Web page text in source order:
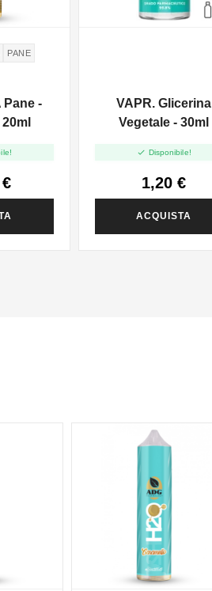
PANE
Pane -
VAPR. Glicerina
Vegetale - 30ml
 Disponibile!
1,20 €
ACQUISTA
NON DISPONIBILE